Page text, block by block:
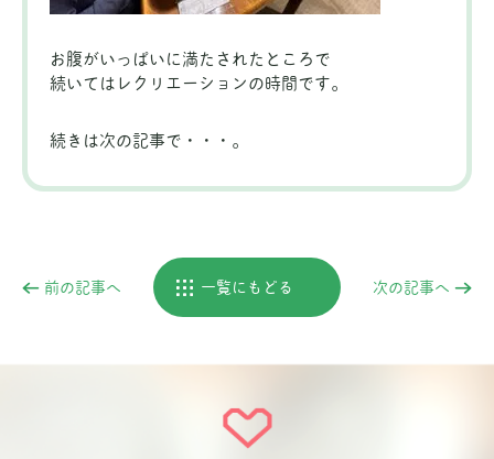
お腹がいっぱいに満たされたところで
続いてはレクリエーションの時間です。
続きは次の記事で・・・。
前の記事へ 一覧にもどる 次の記事へ